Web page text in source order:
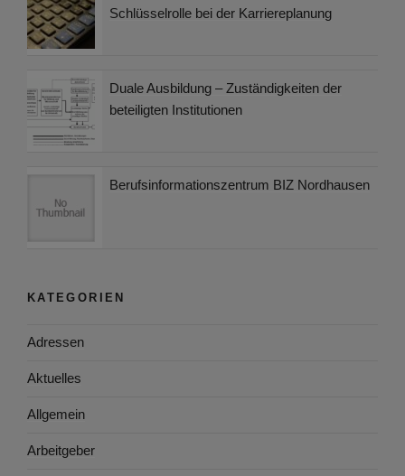
Schlüsselrolle bei der Karriereplanung
Duale Ausbildung – Zuständigkeiten der
beteiligten Institutionen
Berufsinformationszentrum BIZ Nordhausen
KATEGORIEN
Adressen
Aktuelles
Allgemein
Arbeitgeber